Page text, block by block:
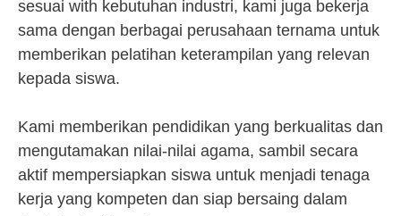
sesuai with kebutuhan industri, kami juga bekerja
sama dengan berbagai perusahaan ternama untuk
memberikan pelatihan keterampilan yang relevan
kepada siswa.
Kami memberikan pendidikan yang berkualitas dan
mengutamakan nilai-nilai agama, sambil secara
aktif mempersiapkan siswa untuk menjadi tenaga
kerja yang kompeten dan siap bersaing dalam